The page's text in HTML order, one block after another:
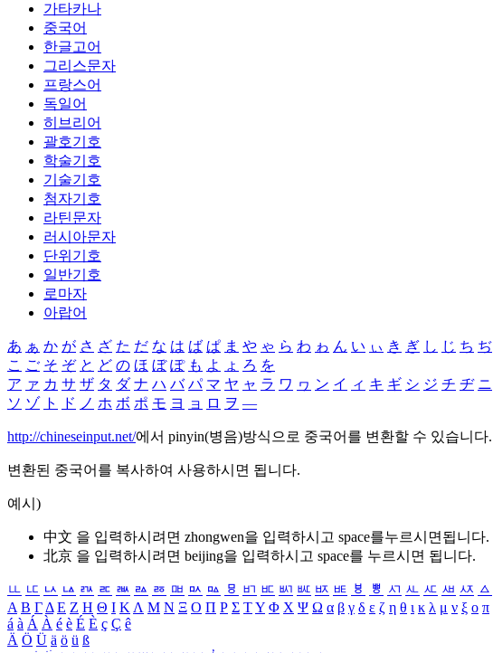
가타카나
중국어
한글고어
그리스문자
프랑스어
독일어
히브리어
괄호기호
학술기호
기술기호
첨자기호
라틴문자
러시아문자
단위기호
일반기호
로마자
아랍어
あ ぁ か が さ ざ た だ な は ば ぱ ま や ゃ ら わ ゎ ん い ぃ き ぎ し じ ち ぢ
こ ご そ ぞ と ど の ほ ぼ ぽ も よ ょ ろ を
ア ァ カ サ ザ タ ダ ナ ハ バ パ マ ヤ ャ ラ ワ ヮ ン イ ィ キ ギ シ ジ チ ヂ ニ
ソ ゾ ト ド ノ ホ ボ ポ モ ヨ ョ ロ ヲ ―
http://chineseinput.net/에서 pinyin(병음)방식으로 중국어를 변환할 수 있습니다.
변환된 중국어를 복사하여 사용하시면 됩니다.
예시)
中文 을 입력하시려면 zhongwen을 입력하시고 space를누르시면됩니다.
北京 을 입력하시려면 beijing을 입력하시고 space를 누르시면 됩니다.
ㅥ ㅦ ㅧ ㅨ ㅩ ㅪ ㅫ ㅬ ㅭ ㅮ ㅯ ㅰ ㅱ ㅲ ㅳ ㅴ ㅵ ㅶ ㅷ ㅸ ㅹ ㅺ ㅻ ㅼ ㅽ ㅾ ㅿ
Α Β ΓΔ Ε Ζ Η Θ Ι ΚΛ Μ Ν Ξ Ο Π Ρ Σ ΤΥ Φ Χ Ψ Ω α β γ δ ε ζ η θ ι κ λ μ ν ξ ο π
á à Á À é è É È ç Ç ê
Ä Ö Ü ä ö ü ß